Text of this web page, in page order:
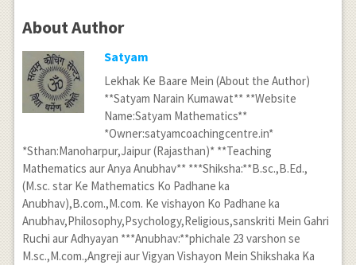
About Author
Satyam
Lekhak Ke Baare Mein (About the Author)
**Satyam Narain Kumawat** **Website
Name:Satyam Mathematics**
*Owner:satyamcoachingcentre.in*
*Sthan:Manoharpur,Jaipur (Rajasthan)* **Teaching
Mathematics aur Anya Anubhav** ***Shiksha:**B.sc.,B.Ed.,
(M.sc. star Ke Mathematics Ko Padhane ka
Anubhav),B.com.,M.com. Ke vishayon Ko Padhane ka
Anubhav,Philosophy,Psychology,Religious,sanskriti Mein Gahri
Ruchi aur Adhyayan ***Anubhav:**phichale 23 varshon se
M.sc.,M.com.,Angreji aur Vigyan Vishayon Mein Shikshaka Ka